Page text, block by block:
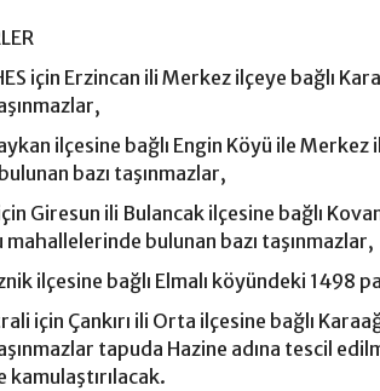
için Erzincan ili Merkez ilçeye bağlı
ilçesine bağlı Engin Köyü ile Merkez
bazı taşınmazlar,
Giresun ili Bulancak ilçesine bağlı
bulunan bazı taşınmazlar,
ilçesine bağlı Elmalı köyündeki 1498
için Çankırı ili Orta ilçesine bağlı
tapuda Hazine adına tescil
kamulaştırılacak.